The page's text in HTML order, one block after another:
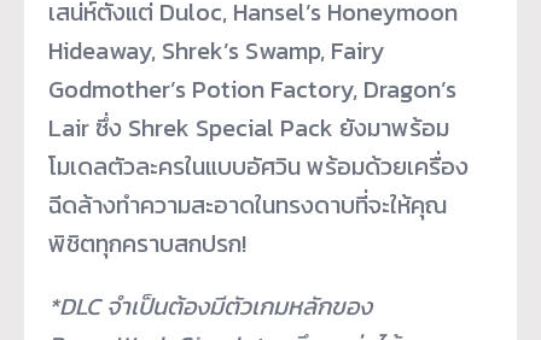
เสน่ห์ตั้งแต่ Duloc, Hansel’s Honeymoon
Hideaway, Shrek’s Swamp, Fairy
Godmother’s Potion Factory, Dragon’s
Lair ซึ่ง Shrek Special Pack ยังมาพร้อม
โมเดลตัวละครในแบบอัศวิน พร้อมด้วยเครื่อง
ฉีดล้างทำความสะอาดในทรงดาบที่จะให้คุณ
พิชิตทุกคราบสกปรก!
*DLC จำเป็นต้องมีตัวเกมหลักของ